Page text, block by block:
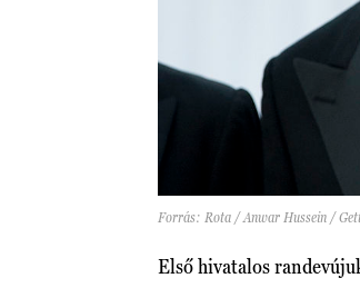
Forrás: Rota / Anwar Hussein /
Első hivatalos